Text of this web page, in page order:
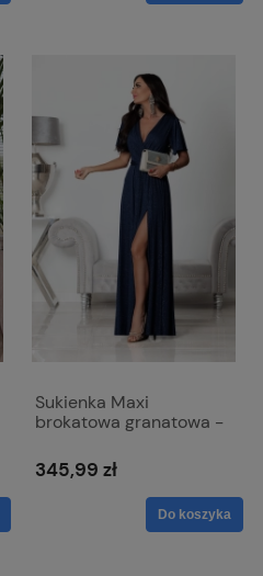
Sukienka Maxi
brokatowa granatowa -
345,99 zł
Do koszyka